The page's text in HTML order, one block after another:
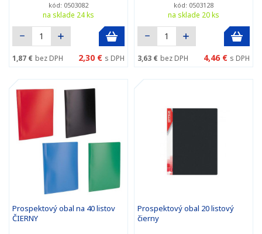
kód: 0503082
na sklade 24 ks
1,87 € bez DPH 2,30 € s DPH
kód: 0503128
na sklade 20 ks
3,63 € bez DPH 4,46 € s DPH
Prospektový obal na 40 listov
ČIERNY
Prospektový obal 20 listový
čierny